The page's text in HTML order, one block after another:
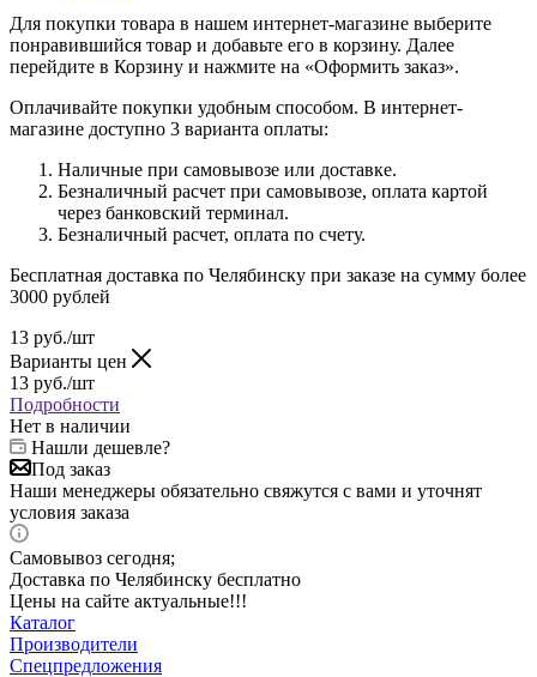
Для покупки товара в нашем интернет-магазине выберите
понравившийся товар и добавьте его в корзину. Далее
перейдите в Корзину и нажмите на «Оформить заказ».
Оплачивайте покупки удобным способом. В интернет-
магазине доступно 3 варианта оплаты:
Наличные при самовывозе или доставке.
Безналичный расчет при самовывозе, оплата картой
через банковский терминал.
Безналичный расчет, оплата по счету.
Бесплатная доставка по Челябинску при заказе на сумму более
3000 рублей
13 руб./шт
Варианты цен
13 руб./шт
Подробности
Нет в наличии
Нашли дешевле?
Под заказ
Наши менеджеры обязательно свяжутся с вами и уточнят
условия заказа
Самовывоз сегодня;
Доставка по Челябинску бесплатно
Цены на сайте актуальные!!!
Каталог
Производители
Спецпредложения